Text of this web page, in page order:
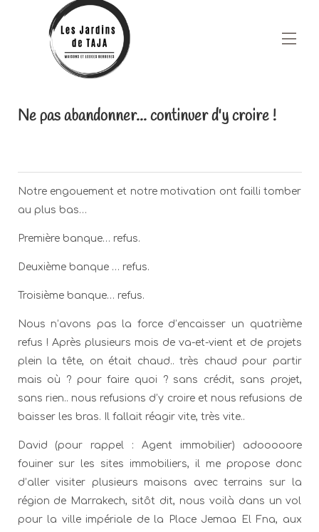
Nos hébergements ▾
Les alentours
Offres spéciales !!
Ne pas abandonner... continuer d'y croire !
Notre engouement et notre motivation ont failli tomber
au plus bas…
Première banque… refus.
Deuxième banque … refus.
Troisième banque… refus.
Nous n’avons pas la force d’encaisser un quatrième
refus ! Après plusieurs mois de va-et-vient et de projets
plein la tête, on était chaud.. très chaud pour partir
mais où ? pour faire quoi ? sans crédit, sans projet,
sans rien.. nous refusions d’y croire et nous refusions de
baisser les bras. Il fallait réagir vite, très vite..
David (pour rappel : Agent immobilier) adooooore
fouiner sur les sites immobiliers, il me propose donc
d’aller visiter plusieurs maisons avec terrains sur la
région de Marrakech, sitôt dit, nous voilà dans un vol
pour la ville impériale de la Place Jemaa El Fna, aux